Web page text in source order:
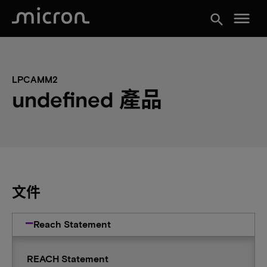
search menu
LPCAMM2
undefined 產品
文件
Reach Statement
REACH Statement